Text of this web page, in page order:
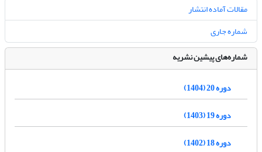
مقالات آماده انتشار
شماره جاری
شماره‌های پیشین نشریه
دوره 20 (1404)
دوره 19 (1403)
دوره 18 (1402)